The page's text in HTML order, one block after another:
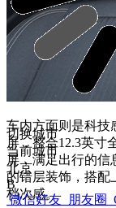
车内方面则是科技
屏，整合12.3英寸
屏，满足出行的信
的错层装饰，搭配
档次感。
切换城市
当前城市
北京
B
微信好友 朋友圈